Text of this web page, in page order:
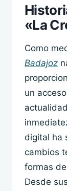
«La
Como
Badajoz
un
digital ha
cambios
formas
Desde